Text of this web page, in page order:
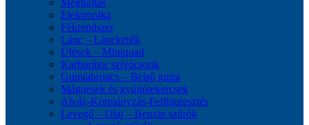
Meghajtás
Elektronika
Fékrendszer
Lánc – Lánckerék
Ülések – Miniquad
Karburátor szívócsonk
Gumiabroncs – Belső gumi
Mágnesek és gyújtótekercsek
Alváz-Kormányzás-Felfüggesztés
Levegő – Olaj – Benzin szűrők